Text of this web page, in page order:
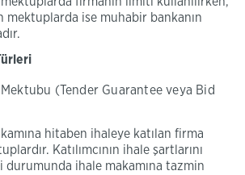
mektuplarda ise muhabir bankanın
(Tender Guarantee veya Bid
hitaben ihaleye katılan firma
Katılımcının ihale şartlarını
durumunda ihale makamına tazmin